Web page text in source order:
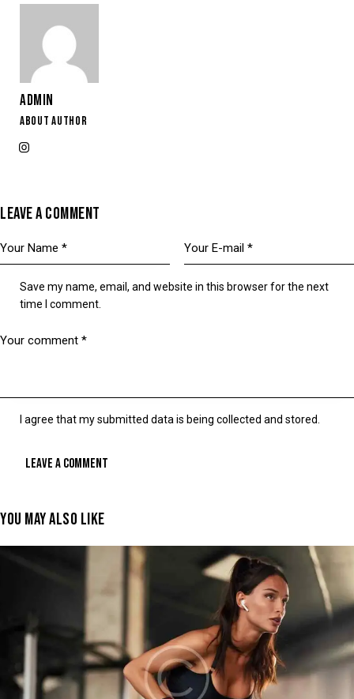
ADMIN
ABOUT AUTHOR
LEAVE A COMMENT
Save my name, email, and website in this browser for the next
time I comment.
I agree that my submitted data is being collected and stored.
YOU MAY ALSO LIKE